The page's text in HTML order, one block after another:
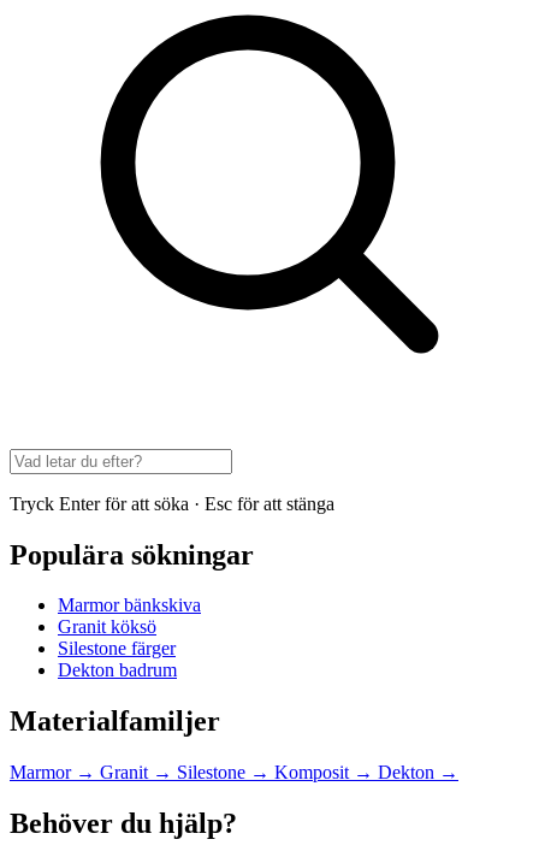
Tryck Enter för att söka · Esc för att stänga
Populära sökningar
Marmor bänkskiva
Granit köksö
Silestone färger
Dekton badrum
Materialfamiljer
Marmor → Granit → Silestone → Komposit → Dekton →
Behöver du hjälp?